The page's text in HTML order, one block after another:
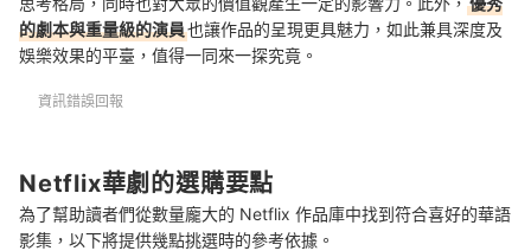
的劇本與重量級的演員也讓作品的呈現更具魅力，如此兼具深度及
娛樂效果的平臺，值得一同來一探究竟。
資訊錯誤回報
Netflix華劇的選購要點
為了幫助讀者們從數量龐大的 Netflix 作品庫中找到符合喜好的華語
影集，以下將提供幾點挑選時的參考依據。